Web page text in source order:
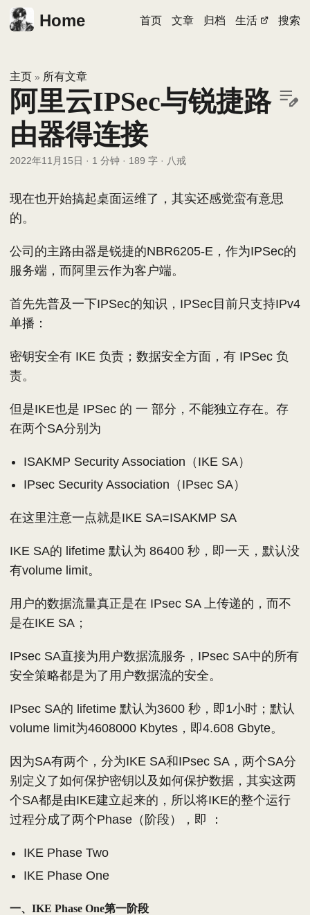
Home 首页 文章 归档 生活 搜索
主页 » 所有文章
阿里云IPSec与锐捷路
由器得连接
2022年11月15日 · 1 分钟 · 189 字 · 八戒
现在也开始搞起桌面运维了，其实还感觉蛮有意思
的。
公司的主路由器是锐捷的NBR6205-E，作为IPSec的
服务端，而阿里云作为客户端。
首先先普及一下IPSec的知识，IPSec目前只支持IPv4
单播：
密钥安全有 IKE 负责；数据安全方面，有 IPSec 负
责。
但是IKE也是 IPSec 的 一 部分，不能独立存在。存
在两个SA分别为
ISAKMP Security Association（IKE SA）
IPsec Security Association（IPsec SA）
在这里注意一点就是IKE SA=ISAKMP SA
IKE SA的 lifetime 默认为 86400 秒，即一天，默认没
有volume limit。
用户的数据流量真正是在 IPsec SA 上传递的，而不
是在IKE SA；
IPsec SA直接为用户数据流服务，IPsec SA中的所有
安全策略都是为了用户数据流的安全。
IPsec SA的 lifetime 默认为3600 秒，即1小时；默认
volume limit为4608000 Kbytes，即4.608 Gbyte。
因为SA有两个，分为IKE SA和IPsec SA，两个SA分
别定义了如何保护密钥以及如何保护数据，其实这两
个SA都是由IKE建立起来的，所以将IKE的整个运行
过程分成了两个Phase（阶段），即 ：
IKE Phase Two
IKE Phase One
一、IKE Phase One第一阶段